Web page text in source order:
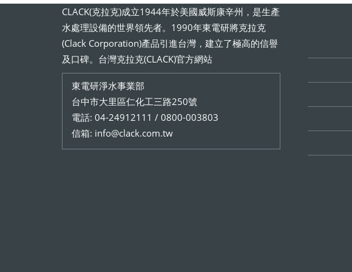
CLACK(克拉克)成立1944年於美國威斯康辛州，是生產
水處理設備的世界領先者。1990年東電研將克拉克
(Clack Corporation)產品引進台灣，建立了極高的信譽
及口碑。台灣克拉克(CLACK)官方網站
東電研淨水事業部
台中市大里區仁化工三路250號
電話: 04-24912111 / 0800-003803
信箱: info@clack.com.tw